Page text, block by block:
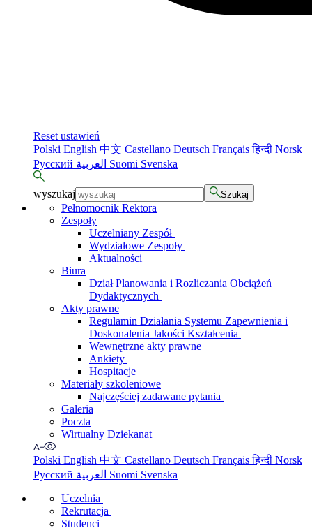
Reset ustawień
Polski English 中文 Castellano Deutsch Françaisहिन्दी Norsk
Русский
Suomi Svenska
wyszukaj Szukaj
Pełnomocnik Rektora
Zespoły
Uczelniany Zespół
Wydziałowe Zespoły
Aktualności
Biura
Dział Planowania i Rozliczania Obciążeń
Dydaktycznych
Akty prawne
Regulamin Działania Systemu Zapewnienia i
Doskonalenia Jakości Kształcenia
Wewnętrzne akty prawne
Ankiety
Hospitacje
Materiały szkoleniowe
Najczęściej zadawane pytania
Galeria
Poczta
Wirtualny Dziekanat
Polski English 中文 Castellano Deutsch Françaisहिन्दी Norsk
Русский
Suomi Svenska
Uczelnia
Rekrutacja
Studenci